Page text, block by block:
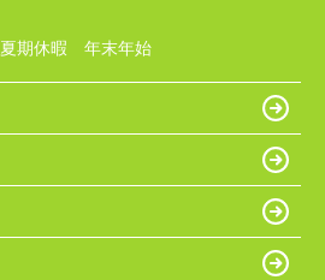
期休暇 年末年始